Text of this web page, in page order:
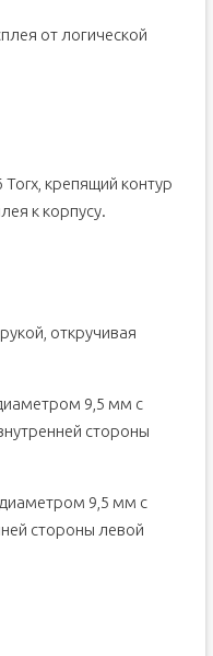
от логической
крепящий контур
к корпусу.
откручивая
9,5 мм с
стороны
9,5 мм с
стороны левой